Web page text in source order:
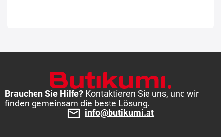
Brauchen Sie Hilfe? Kontaktieren Sie uns, und wir
finden gemeinsam die beste Lösung.
info@butikumi.at